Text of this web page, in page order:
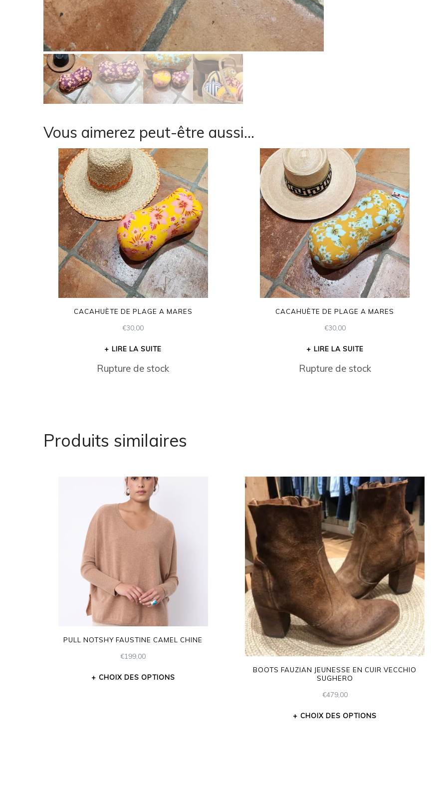
Vous aimerez peut-être aussi…
CACAHUÈTE DE PLAGE A MARES
€30,00
LIRE LA SUITE
Rupture de stock
CACAHUÈTE DE PLAGE A MARES
€30,00
LIRE LA SUITE
Rupture de stock
Produits similaires
PULL NOTSHY FAUSTINE CAMEL CHINE
€199,00
CHOIX DES OPTIONS
BOOTS FAUZIAN JEUNESSE EN CUIR VECCHIO
SUGHERO
€479,00
CHOIX DES OPTIONS